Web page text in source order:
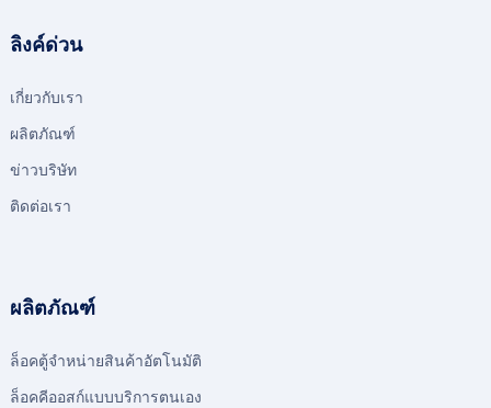
ลิงค์ด่วน
เกี่ยวกับเรา
ผลิตภัณฑ์
ข่าวบริษัท
ติดต่อเรา
ผลิตภัณฑ์
ล็อคตู้จําหน่ายสินค้าอัตโนมัติ
ล็อคคีออสก์แบบบริการตนเอง